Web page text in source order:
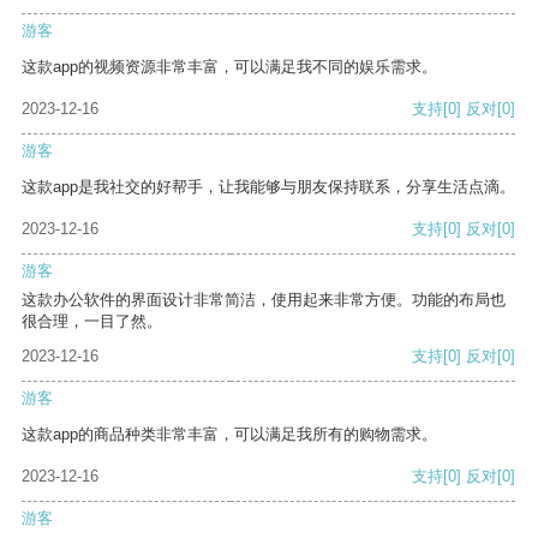
游客
这款app的视频资源非常丰富，可以满足我不同的娱乐需求。
2023-12-16 支持[0] 反对[0]
游客
这款app是我社交的好帮手，让我能够与朋友保持联系，分享生活点滴。
2023-12-16 支持[0] 反对[0]
游客
这款办公软件的界面设计非常简洁，使用起来非常方便。功能的布局也
很合理，一目了然。
2023-12-16
支持[0] 反对[0]
游客
这款app的商品种类非常丰富，可以满足我所有的购物需求。
2023-12-16 支持[0] 反对[0]
游客